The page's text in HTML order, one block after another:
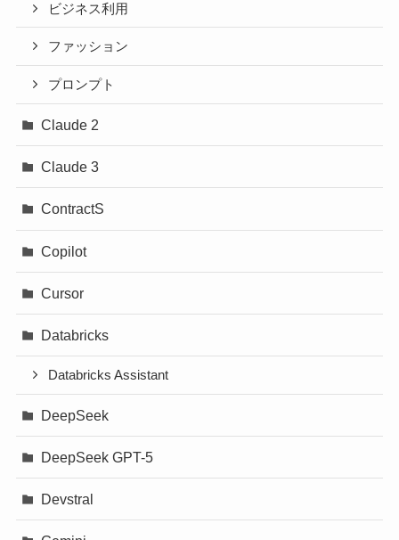
ビジネス利用
ファッション
プロンプト
Claude 2
Claude 3
ContractS
Copilot
Cursor
Databricks
Databricks Assistant
DeepSeek
DeepSeek GPT-5
Devstral